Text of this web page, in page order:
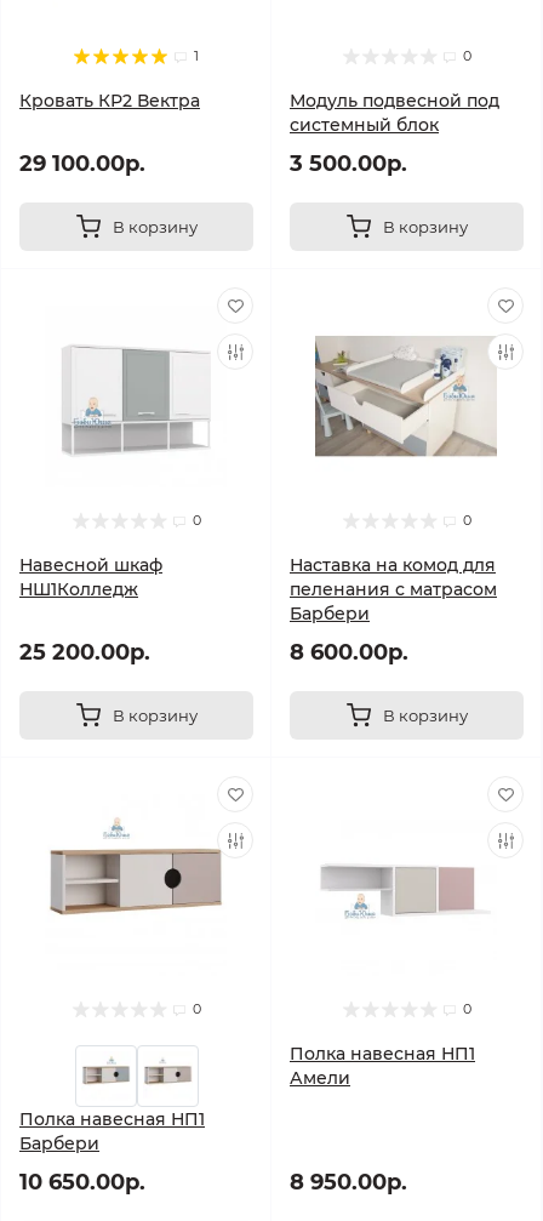
1
Кровать КР2 Вектра
29 100.00р.
В корзину
0
Модуль подвесной под
системный блок
3 500.00р.
В корзину
0
Навесной шкаф
НШ1Колледж
25 200.00р.
В корзину
0
Наставка на комод для
пеленания с матрасом
Барбери
8 600.00р.
В корзину
0
Полка навесная НП1
Барбери
10 650.00р.
0
Полка навесная НП1
Амели
8 950.00р.